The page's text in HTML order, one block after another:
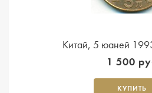
Китай, 5 юаней
1 500
КУПИТЬ